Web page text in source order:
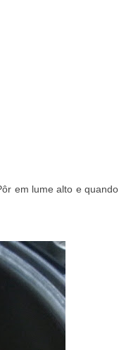
em lume alto e quando